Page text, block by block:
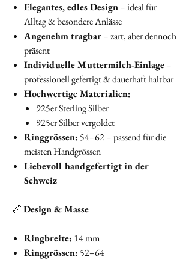
Elegantes, edles Design– ideal für
Alltag & besondere Anlässe
Angenehm tragbar– zart, aber dennoch
präsent
Individuelle Muttermilch‑Einlage–
professionell gefertigt & dauerhaft haltbar
Hochwertige Materialien:
925er Sterling Silber
925er Silber vergoldet
Ringgrössen: 54–62 – passend für die
meisten Handgrössen
Liebevoll handgefertigt in der
Schweiz
📏Design & Masse
Ringbreite: 14 mm
Ringgrössen: 52–64